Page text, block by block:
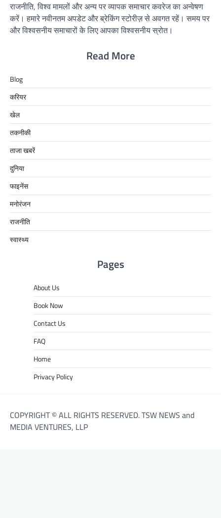
राजनीति, विश्व मामलों और अन्य पर व्यापक समाचार कवरेज का अन्वेषण
करें। हमारे नवीनतम अपडेट और ब्रेकिंग स्टोरीज़ से अवगत रहें। समय पर
और विश्वसनीय समाचारों के लिए आपका विश्वसनीय स्रोत।
Read More
Blog
करियर
खेल
तकनीकी
ताजा खबरें
दुनिया
फाइनेंस
मनोरंजन
राजनीति
स्वास्थ्य
Pages
About Us
Book Now
Contact Us
FAQ
Home
Privacy Policy
COPYRIGHT © ALL RIGHTS RESERVED. TSW NEWS and
MEDIA VENTURES, LLP